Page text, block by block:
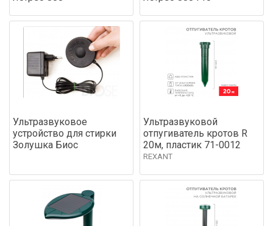
Ультразвуковое
устройство для стирки
Золушка Биос
Ультразвуковой
отпугиватель кротов R
20м, пластик 71-0012
REXANT